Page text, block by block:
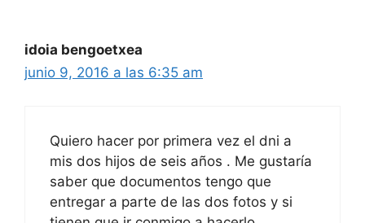
idoia bengoetxea
junio 9, 2016 a las 6:35 am
Quiero hacer por primera vez el dni a
mis dos hijos de seis años . Me gustaría
saber que documentos tengo que
entregar a parte de las dos fotos y si